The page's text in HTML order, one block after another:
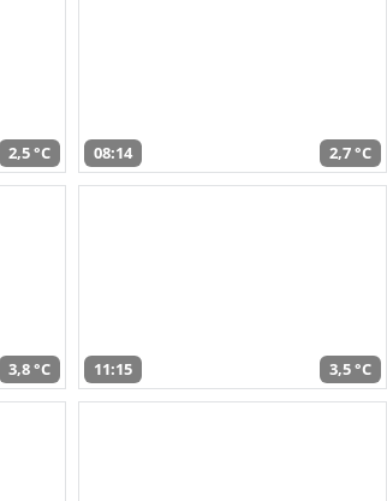
2,5 °C 08:14 2,7 °C
3,8 °C 11:15 3,5 °C